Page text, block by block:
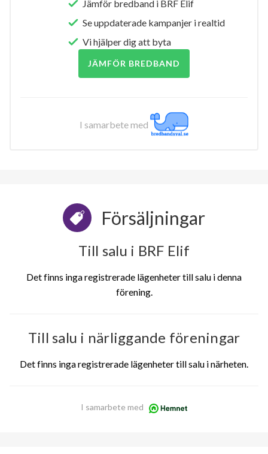
Jämför bredband i BRF Elif
Se uppdaterade kampanjer i realtid
Vi hjälper dig att byta
JÄMFÖR BREDBAND
I samarbete med
Försäljningar
Till salu i BRF Elif
Det finns inga registrerade lägenheter till salu i denna
förening.
Till salu i närliggande föreningar
Det finns inga registrerade lägenheter till salu i närheten.
I samarbete med